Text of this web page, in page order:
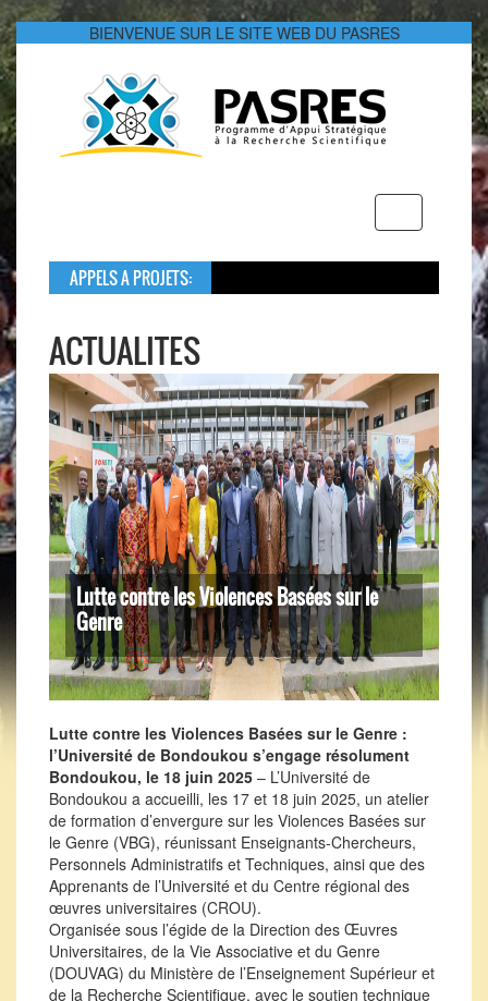
BIENVENUE SUR LE SITE WEB DU PASRES
navigation
APPELS A PROJETS:
Dans le
Le montant
ACTUALITES
Lutte contre les Violences Basées sur le
Genre
Lutte contre les Violences Basées sur le Genre :
l’Université de Bondoukou s’engage résolument
Bondoukou, le 18 juin 2025 – L’Université de
Bondoukou a accueilli, les 17 et 18 juin 2025, un atelier
de formation d’envergure sur les Violences Basées sur
le Genre (VBG), réunissant Enseignants-Chercheurs,
Personnels Administratifs et Techniques, ainsi que des
Apprenants de l’Université et du Centre régional des
œuvres universitaires (CROU).
Organisée sous l’égide de la Direction des Œuvres
Universitaires, de la Vie Associative et du Genre
(DOUVAG) du Ministère de l’Enseignement Supérieur et
de la Recherche Scientifique, avec le soutien technique